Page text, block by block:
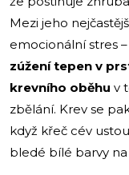
Mezi jeho
emocionální stres
zúžení tepen v
krevního oběhu v
zbělání. Krev se
když křeč cév
bledé bílé barvy